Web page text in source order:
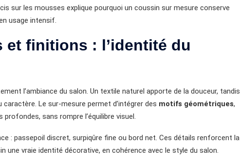
sur les mousses explique pourquoi un coussin sur mesure conserve
usage intensif.
et finitions : l’identité du
l’ambiance du salon. Un textile naturel apporte de la douceur, tandis
caractère. Le sur-mesure permet d’intégrer des motifs géométriques,
sans rompre l’équilibre visuel.
: passepoil discret, surpiqûre fine ou bord net. Ces détails renforcent la
une vraie identité décorative, en cohérence avec le style du salon.